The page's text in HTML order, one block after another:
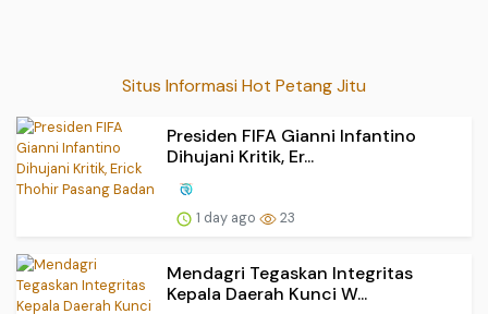
Situs Informasi Hot Petang Jitu
Presiden FIFA Gianni Infantino
Dihujani Kritik, Er...
1 day ago 23
Mendagri Tegaskan Integritas
Kepala Daerah Kunci W...